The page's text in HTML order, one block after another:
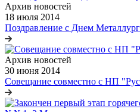
Архив новостей
18 июля 2014
Поздравление с Днем
Архив новостей
30 июня 2014
Совещание совместно с НП